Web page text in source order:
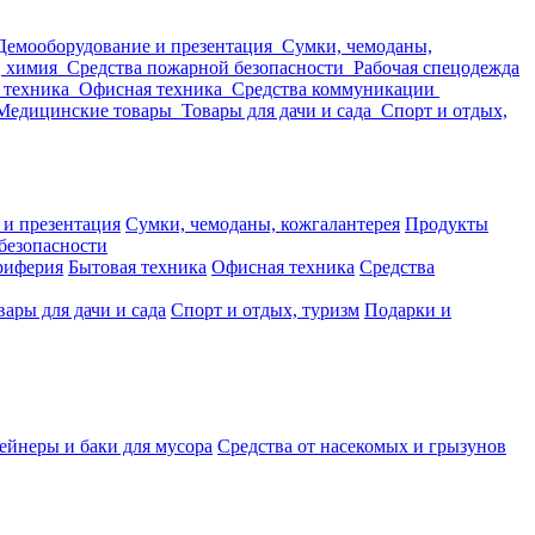
и презентация Сумки, чемоданы,
химия Средства пожарной безопасности Рабочая спецодежда
Офисная техника Средства коммуникации
товары Товары для дачи и сада Спорт и отдых,
презентация Сумки, чемоданы, кожгалантерея Продукты
Бытовая техника Офисная техника Средства
для дачи и сада Спорт и отдых, туризм Подарки и
и баки для мусора Средства от насекомых и грызунов